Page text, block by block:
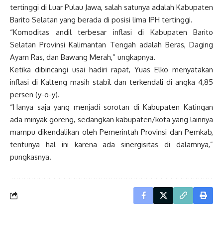
tertinggi di Luar Pulau Jawa, salah satunya adalah Kabupaten
Barito Selatan yang berada di posisi lima IPH tertinggi.
“Komoditas andil terbesar inflasi di Kabupaten Barito
Selatan Provinsi Kalimantan Tengah adalah Beras, Daging
Ayam Ras, dan Bawang Merah,” ungkapnya.
Ketika dibincangi usai hadiri rapat, Yuas Elko menyatakan
inflasi di Kalteng masih stabil dan terkendali di angka 4,85
persen (y-o-y).
“Hanya saja yang menjadi sorotan di Kabupaten Katingan
ada minyak goreng, sedangkan kabupaten/kota yang lainnya
mampu dikendalikan oleh Pemerintah Provinsi dan Pemkab,
tentunya hal ini karena ada sinergisitas di dalamnya,”
pungkasnya.